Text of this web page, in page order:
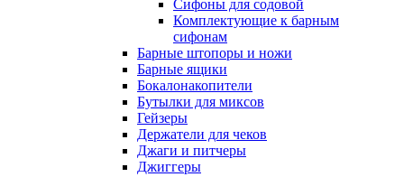
Сифоны для содовой
Комплектующие к барным
сифонам
Барные штопоры и ножи
Барные ящики
Бокалонакопители
Бутылки для миксов
Гейзеры
Держатели для чеков
Джаги и питчеры
Джиггеры